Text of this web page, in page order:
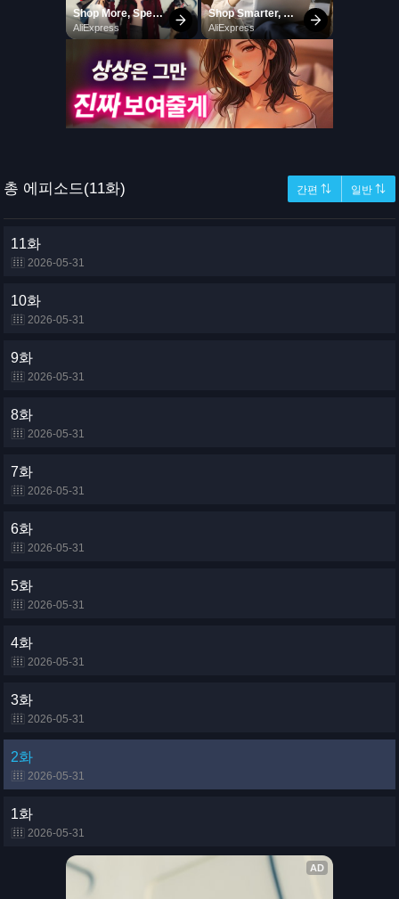
총 에피소드(11화) 간편 ⇅ 일반 ⇅
11화
2026-05-31
10화
2026-05-31
9화
2026-05-31
8화
2026-05-31
7화
2026-05-31
6화
2026-05-31
5화
2026-05-31
4화
2026-05-31
3화
2026-05-31
2화
2026-05-31
1화
2026-05-31